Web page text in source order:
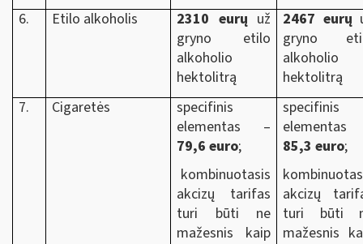
6. Etilo alkoholis 2310 eurų už
gryno etilo
alkoholio
hektolitrą
2467 eurų
gryno
alkoholio
hektolitrą
7.
Cigaretės
specifinis
elementas –
79,6 euro;
kombinuotasis
akcizų tarifas
turi būti ne
mažesnis kaip
specifinis
85,3 euro;
akcizų
turi būti
mažesnis